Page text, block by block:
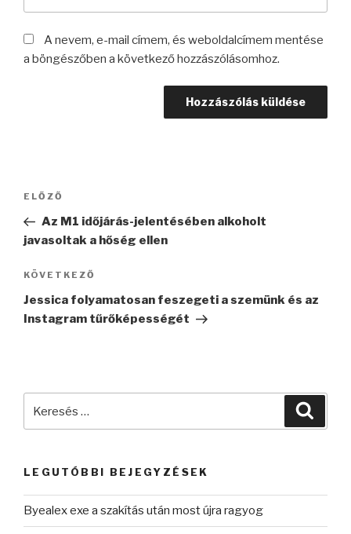
A nevem, e-mail címem, és weboldalcímem mentése
a böngészőben a következő hozzászólásomhoz.
Bejegyzés
Korábbi
bejegyzés
ELŐZŐ
Az M1 időjárás-jelentésében alkoholt
javasoltak a hőség ellen
Következő
bejegyzés
KÖVETKEZŐ
Jessica folyamatosan feszegeti a szemünk és az
Instagram tűrőképességét
LEGUTÓBBI BEJEGYZÉSEK
Byealex exe a szakítás után most újra ragyog